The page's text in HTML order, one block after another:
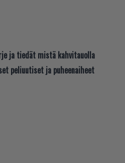
ja tiedät mistä kahvitauolla
peliuutiset ja puheenaiheet